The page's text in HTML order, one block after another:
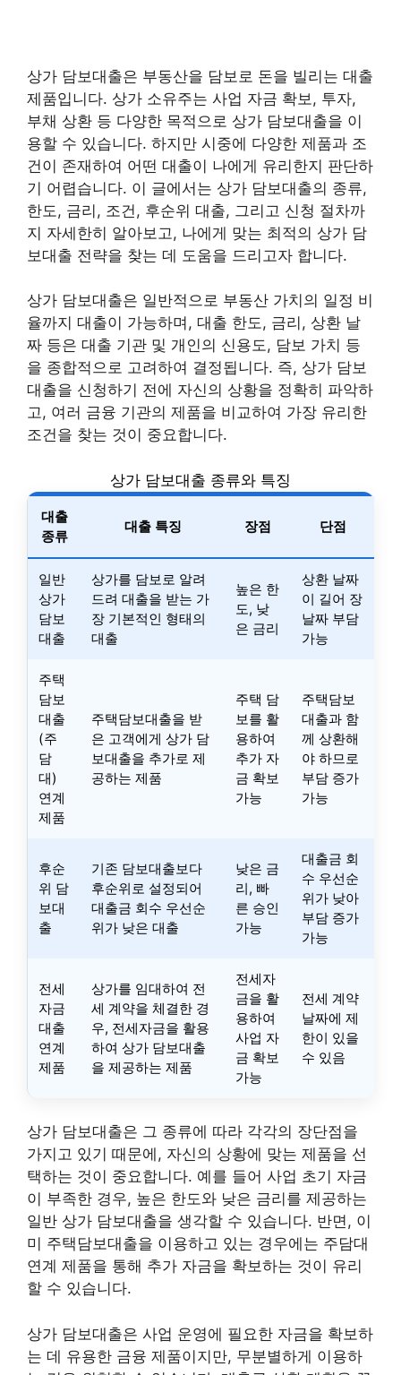
상가 담보대출은 부동산을 담보로 돈을 빌리는 대출
제품입니다. 상가 소유주는 사업 자금 확보, 투자,
부채 상환 등 다양한 목적으로 상가 담보대출을 이
용할 수 있습니다. 하지만 시중에 다양한 제품과 조
건이 존재하여 어떤 대출이 나에게 유리한지 판단하
기 어렵습니다. 이 글에서는 상가 담보대출의 종류,
한도, 금리, 조건, 후순위 대출, 그리고 신청 절차까
지 자세한히 알아보고, 나에게 맞는 최적의 상가 담
보대출 전략을 찾는 데 도움을 드리고자 합니다.
상가 담보대출은 일반적으로 부동산 가치의 일정 비
율까지 대출이 가능하며, 대출 한도, 금리, 상환 날
짜 등은 대출 기관 및 개인의 신용도, 담보 가치 등
을 종합적으로 고려하여 결정됩니다. 즉, 상가 담보
대출을 신청하기 전에 자신의 상황을 정확히 파악하
고, 여러 금융 기관의 제품을 비교하여 가장 유리한
조건을 찾는 것이 중요합니다.
상가 담보대출 종류와 특징
대출
종류
대출 특징 장점 단점
일반
상가
담보
대출
상가를 담보로 알려
드려 대출을 받는 가
장 기본적인 형태의
대출
높은 한
도, 낮
은 금리
상환 날짜
이 길어 장
날짜 부담
가능
주택
담보
대출
(주
담
대)
연계
제품
주택담보대출을 받
은 고객에게 상가 담
보대출을 추가로 제
공하는 제품
주택 담
보를 활
용하여
추가 자
금 확보
가능
주택담보
대출과 함
께 상환해
야 하므로
부담 증가
가능
후순
위 담
보대
출
기존 담보대출보다
후순위로 설정되어
대출금 회수 우선순
위가 낮은 대출
낮은 금
리, 빠
른 승인
가능
대출금 회
수 우선순
위가 낮아
부담 증가
가능
전세
자금
대출
연계
제품
상가를 임대하여 전
세 계약을 체결한 경
우, 전세자금을 활용
하여 상가 담보대출
을 제공하는 제품
전세자
금을 활
용하여
사업 자
금 확보
가능
전세 계약
날짜에 제
한이 있을
수 있음
상가 담보대출은 그 종류에 따라 각각의 장단점을
가지고 있기 때문에, 자신의 상황에 맞는 제품을 선
택하는 것이 중요합니다. 예를 들어 사업 초기 자금
이 부족한 경우, 높은 한도와 낮은 금리를 제공하는
일반 상가 담보대출을 생각할 수 있습니다. 반면, 이
미 주택담보대출을 이용하고 있는 경우에는 주담대
연계 제품을 통해 추가 자금을 확보하는 것이 유리
할 수 있습니다.
상가 담보대출은 사업 운영에 필요한 자금을 확보하
는 데 유용한 금융 제품이지만, 무분별하게 이용하